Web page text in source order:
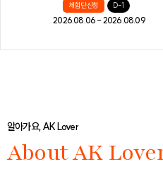
체험단 신청 D-1
2026.08.06 - 2026.08.09
알아가요, AK Lover
About AK